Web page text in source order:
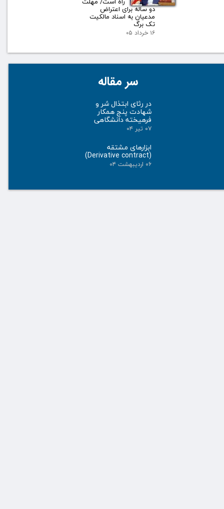
دو ساله برای اعتراض
مدعیان به اسناد مالکیت
تک برگ
۱۶ خرداد ۰۵
سر مقاله
در رثای ابتذال شر و
شهادت پنج همکار
فرهیخته دانشگاهی
۰۷ تیر ۰۴
ابزارهای مشتقه
(Derivative contract)
۰۶ اردیبهشت ۰۴